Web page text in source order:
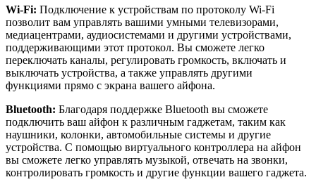
Wi-Fi: Подключение к устройствам по протоколу Wi-Fi
позволит вам управлять вашими умными телевизорами,
медиацентрами, аудиосистемами и другими устройствами,
поддерживающими этот протокол. Вы сможете легко
переключать каналы, регулировать громкость, включать и
выключать устройства, а также управлять другими
функциями прямо с экрана вашего айфона.
Bluetooth: Благодаря поддержке Bluetooth вы сможете
подключить ваш айфон к различным гаджетам, таким как
наушники, колонки, автомобильные системы и другие
устройства. С помощью виртуального контроллера на айфон
вы сможете легко управлять музыкой, отвечать на звонки,
контролировать громкость и другие функции вашего гаджета.